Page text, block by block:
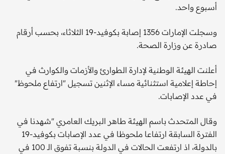
أسبوع واحد.
وسجلت الإمارات 1356 إصابة بكوفيد-19 الثلاثاء، بحسب أرقام
صادرة عن وزارة الصحة.
أعلنت الهيئة الوطنية لإدارة الطوارئ والأزمات والكوارث في
إحاطة إعلامية استثنائية مساء الإثنين تسجيل "ارتفاع ملحوظ"
في عدد الإصابات.
وقال المتحدث باسم الهيئة طاهر البريك العامري "شهدنا في
الفترة السابقة ارتفاعا ملحوظا في عدد الإصابات بكوفيد-19
بالدولة، اذ ارتفعت الحالات في الدولة بنسبة تفوق الـ 100 في